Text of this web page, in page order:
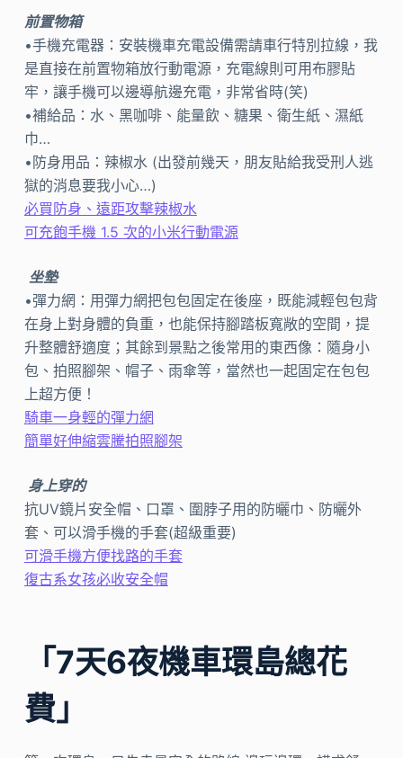
前置物箱
•手機充電器：安裝機車充電設備需請車行特別拉線，我
是直接在前置物箱放行動電源，充電線則可用布膠貼
牢，讓手機可以邊導航邊充電，非常省時(笑)
•補給品：水、黑咖啡、能量飲、糖果、衛生紙、濕紙
巾…
•防身用品：辣椒水 (出發前幾天，朋友貼給我受刑人逃
獄的消息要我小心…)
必買防身、遠距攻擊辣椒水
可充飽手機 1.5 次的小米行動電源
坐墊
•彈力網：用彈力網把包包固定在後座，既能減輕包包背
在身上對身體的負重，也能保持腳踏板寬敞的空間，提
升整體舒適度；其餘到景點之後常用的東西像：隨身小
包、拍照腳架、帽子、雨傘等，當然也一起固定在包包
上超方便！
騎車一身輕的彈力網
簡單好伸縮雲騰拍照腳架
身上穿的
抗UV鏡片安全帽、口罩、圍脖子用的防曬巾、防曬外
套、可以滑手機的手套(超級重要)
可滑手機方便找路的手套
復古系女孩必收安全帽
「7天6夜機車環島總花
費」